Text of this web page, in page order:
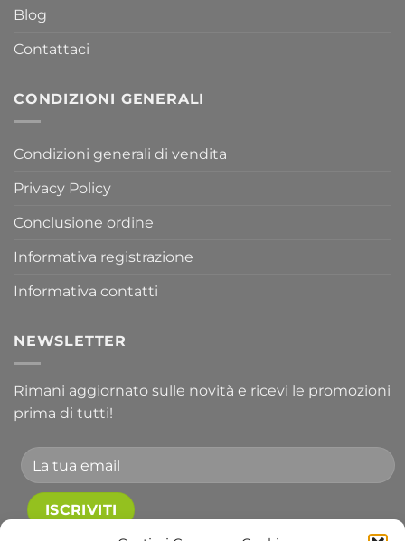
Blog
Contattaci
CONDIZIONI GENERALI
Condizioni generali di vendita
Privacy Policy
Conclusione ordine
Informativa registrazione
Informativa contatti
NEWSLETTER
Rimani aggiornato sulle novità e ricevi le promozioni
prima di tutti!